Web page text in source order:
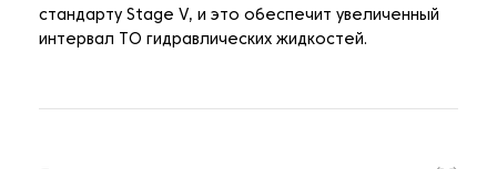
стандарту Stage V, и это обеспечит увеличенный
интервал ТО гидравлических жидкостей.